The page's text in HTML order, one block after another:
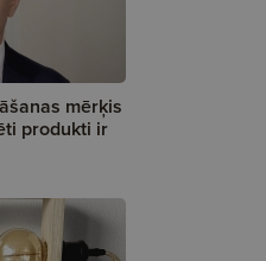
mērķis
produkti ir